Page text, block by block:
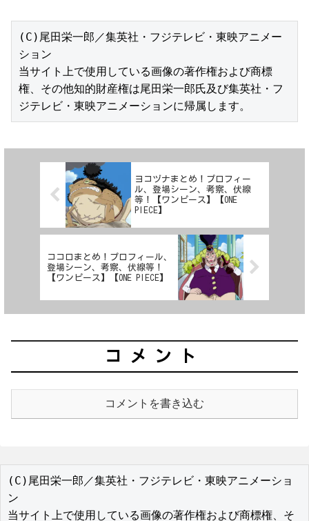
(C)尾田栄一郎／集英社・フジテレビ・東映アニメー
ション
当サイト上で使用している画像の著作権および商標
権、その他知的財産権は尾田栄一郎氏及び集英社・フ
ジテレビ・東映アニメーションに帰属します。
ヨコヅナまとめ！プロフィー
ル、登場シーン、考察、伏線
等！【ワンピース】【ONE
PIECE】
ココロまとめ！プロフィール、
登場シーン、考察、伏線等！
【ワンピース】【ONE PIECE】
コメント
コメントを書き込む
(C)尾田栄一郎／集英社・フジテレビ・東映アニメーショ
ン
当サイト上で使用している画像の著作権および商標権、そ